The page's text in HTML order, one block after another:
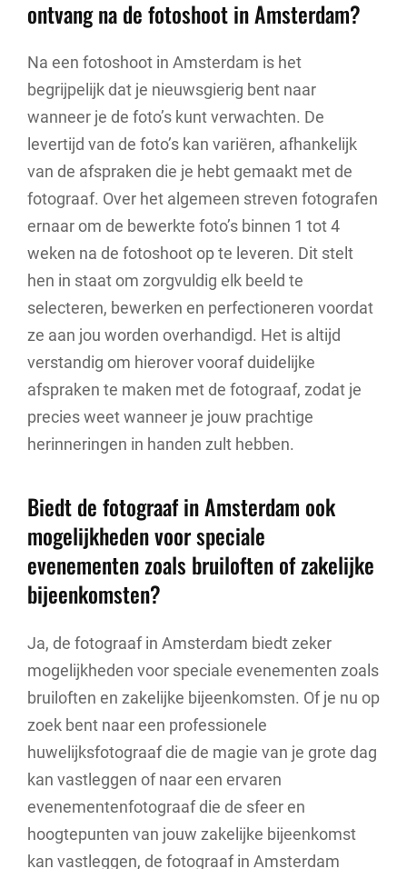
ontvang na de fotoshoot in Amsterdam?
Na een fotoshoot in Amsterdam is het
begrijpelijk dat je nieuwsgierig bent naar
wanneer je de foto’s kunt verwachten. De
levertijd van de foto’s kan variëren, afhankelijk
van de afspraken die je hebt gemaakt met de
fotograaf. Over het algemeen streven fotografen
ernaar om de bewerkte foto’s binnen 1 tot 4
weken na de fotoshoot op te leveren. Dit stelt
hen in staat om zorgvuldig elk beeld te
selecteren, bewerken en perfectioneren voordat
ze aan jou worden overhandigd. Het is altijd
verstandig om hierover vooraf duidelijke
afspraken te maken met de fotograaf, zodat je
precies weet wanneer je jouw prachtige
herinneringen in handen zult hebben.
Biedt de fotograaf in Amsterdam ook
mogelijkheden voor speciale
evenementen zoals bruiloften of zakelijke
bijeenkomsten?
Ja, de fotograaf in Amsterdam biedt zeker
mogelijkheden voor speciale evenementen zoals
bruiloften en zakelijke bijeenkomsten. Of je nu op
zoek bent naar een professionele
huwelijksfotograaf die de magie van je grote dag
kan vastleggen of naar een ervaren
evenementenfotograaf die de sfeer en
hoogtepunten van jouw zakelijke bijeenkomst
kan vastleggen, de fotograaf in Amsterdam